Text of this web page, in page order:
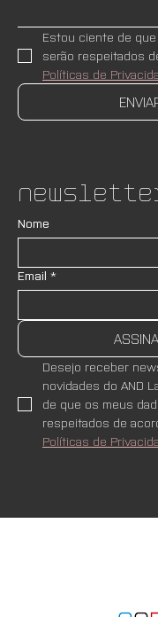
Estou ciente de
Políticas de
Nome
Email *
Desejo receber
novidades do AND
de que os meus
Políticas de